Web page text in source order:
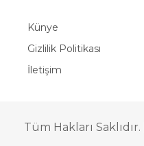
Künye
Gizlilik Politikası
İletişim
Tüm Hakları Saklıdır. |